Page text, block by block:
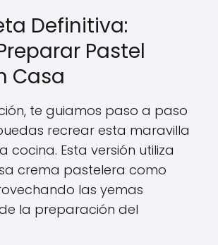
Definitiva:
Pastel
Casa
te guiamos paso a paso
recrear esta maravilla
cocina. Esta versión utiliza
crema pastelera como
las yemas
la preparación del